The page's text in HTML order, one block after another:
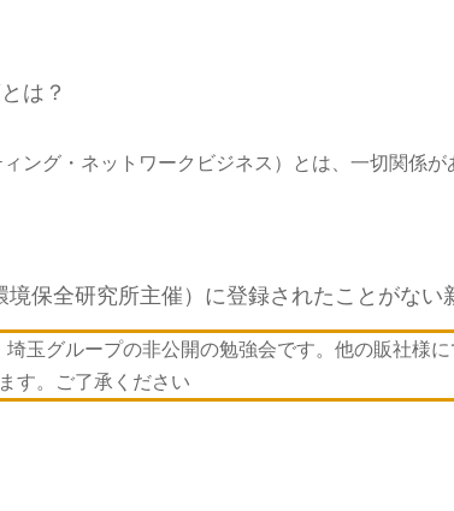
は？
ング・ネットワークビジネス）とは、一切関係が
保全研究所主催）に登録されたことがない
玉グループの非公開の勉強会です。他の販社様
す。ご了承ください